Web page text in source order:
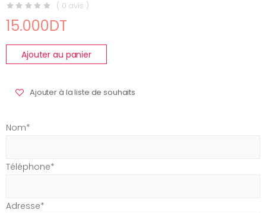
( 0 avis )
15.000DT
Ajouter au panier
Ajouter à la liste de souhaits
Nom*
Téléphone*
Adresse*